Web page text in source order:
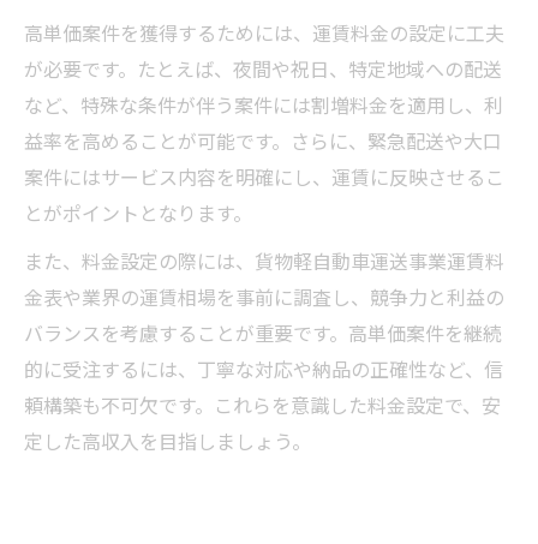
高単価案件を獲得するためには、運賃料金の設定に工夫
が必要です。たとえば、夜間や祝日、特定地域への配送
など、特殊な条件が伴う案件には割増料金を適用し、利
益率を高めることが可能です。さらに、緊急配送や大口
案件にはサービス内容を明確にし、運賃に反映させるこ
とがポイントとなります。
また、料金設定の際には、貨物軽自動車運送事業運賃料
金表や業界の運賃相場を事前に調査し、競争力と利益の
バランスを考慮することが重要です。高単価案件を継続
的に受注するには、丁寧な対応や納品の正確性など、信
頼構築も不可欠です。これらを意識した料金設定で、安
定した高収入を目指しましょう。